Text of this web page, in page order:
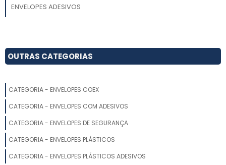
ENVELOPES ADESIVOS
OUTRAS CATEGORIAS
CATEGORIA - ENVELOPES COEX
CATEGORIA - ENVELOPES COM ADESIVOS
CATEGORIA - ENVELOPES DE SEGURANÇA
CATEGORIA - ENVELOPES PLÁSTICOS
CATEGORIA - ENVELOPES PLÁSTICOS ADESIVOS